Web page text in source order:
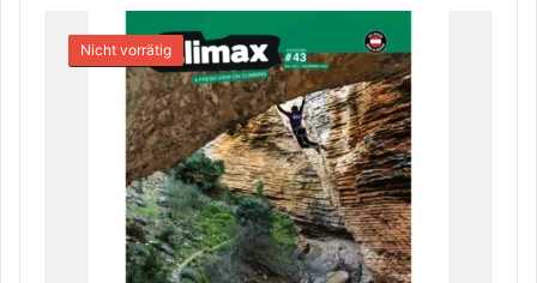
ANGEBOT!
Nicht vorrätig